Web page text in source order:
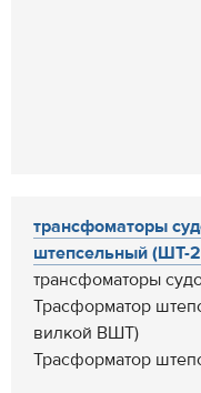
трансфоматоры
штепсельный (ШТ-
трансфоматоры
Трасформатор
вилкой ВШТ)
Трасформатор